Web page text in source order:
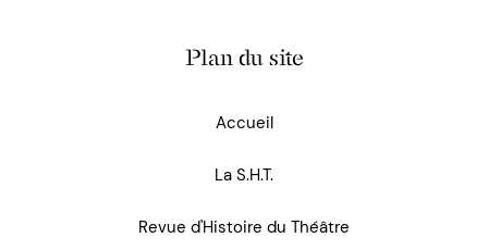
Plan du site
Accueil
La S.H.T.
Revue d'Histoire du Théâtre